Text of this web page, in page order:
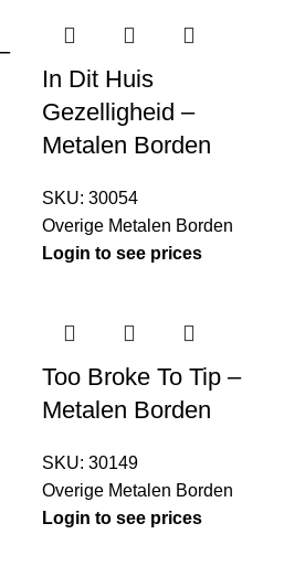
In Dit Huis
Gezelligheid –
Metalen Borden
SKU: 30054
Overige Metalen Borden
Login to see prices
Too Broke To Tip –
Metalen Borden
SKU: 30149
Overige Metalen Borden
Login to see prices